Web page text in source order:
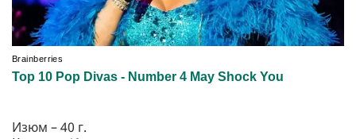
Изюм – 40 г.